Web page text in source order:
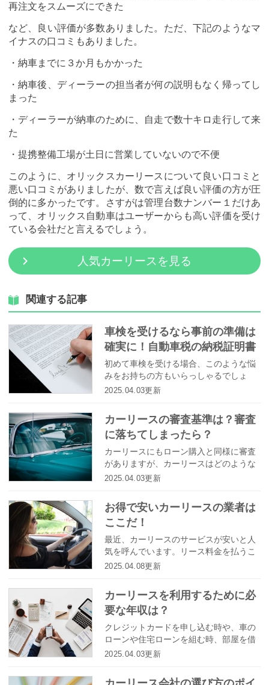
再注文をスムーズにできた
など、良い評価が多数ありました。ただ、下記のようなマ
イナスの口コミもありました。
・納車までに３か月もかかった
・納車後、ディーラーの担当者が何の説明もなく帰ってし
まった
・ディーラーが納車のために、自走で数十キロ走行して来
た
・提携整備工場が土日に営業していないので不便
このように、オリックスカーリースについて良い口コミと
悪い口コミがありましたが、数で言えば良い評価の方が圧
倒的に多かったです。さすがは管理台数ナンバー１だけあ
って、オリックス自動車はユーザーからも高い評価を受け
ている会社だと言えるでしょう。
人気カーリースを見る
関連する記事
車検を受けるなら事前の準備は
確実に！自動車税の納税証明書
は必要？
初めて車検を受ける場合、このような悩
みをお持ちの方もいらっしゃるでしょ
う。また、久しぶりの車検で、用意する
ません。そこでこの記事では、車検を受
ける際に必要なものについて解説しま
す。中でも、納税証明書は平成27年度か
ら扱いが変わっていますので、特に詳し
く説明していきます。３分程度で読めま
2025.04.03更新
カーリースの審査基準は？審査
に落ちてしまったら？
カーリースにもローン購入と同様に審査
がありますが、カーリースはどのような
審査基準なのでしょうか。また、審査に
うか。今回はカーリースの審査基準とそ
れをクリアする方法を徹底解説します。
2025.04.03更新
お得で安いカーリースの業者は
ここだ！
最近、カーリースのサービスが安いと人
気を呼んでいます。リース料金を払うこ
とにより、借りた自動車をマイカーのよ
毎月同じ額を払っていきますので、家計
の支出の計画がしやすいのです。一方
で、リース料金は毎月払わなければなら
ないものであることを考えると、それは
安いに越したことはありません。ここで
しているおすすめの業者をご紹介したい
2025.04.08更新
カーリースを利用するために必
要な年収は？
クレジットカードを申し込む時や、車の
ローンや住宅ローンを組む時、部屋を借
りる時などには必ず年収について聞かれ
よって、それらを利用できるかどうかが
2025.04.03更新